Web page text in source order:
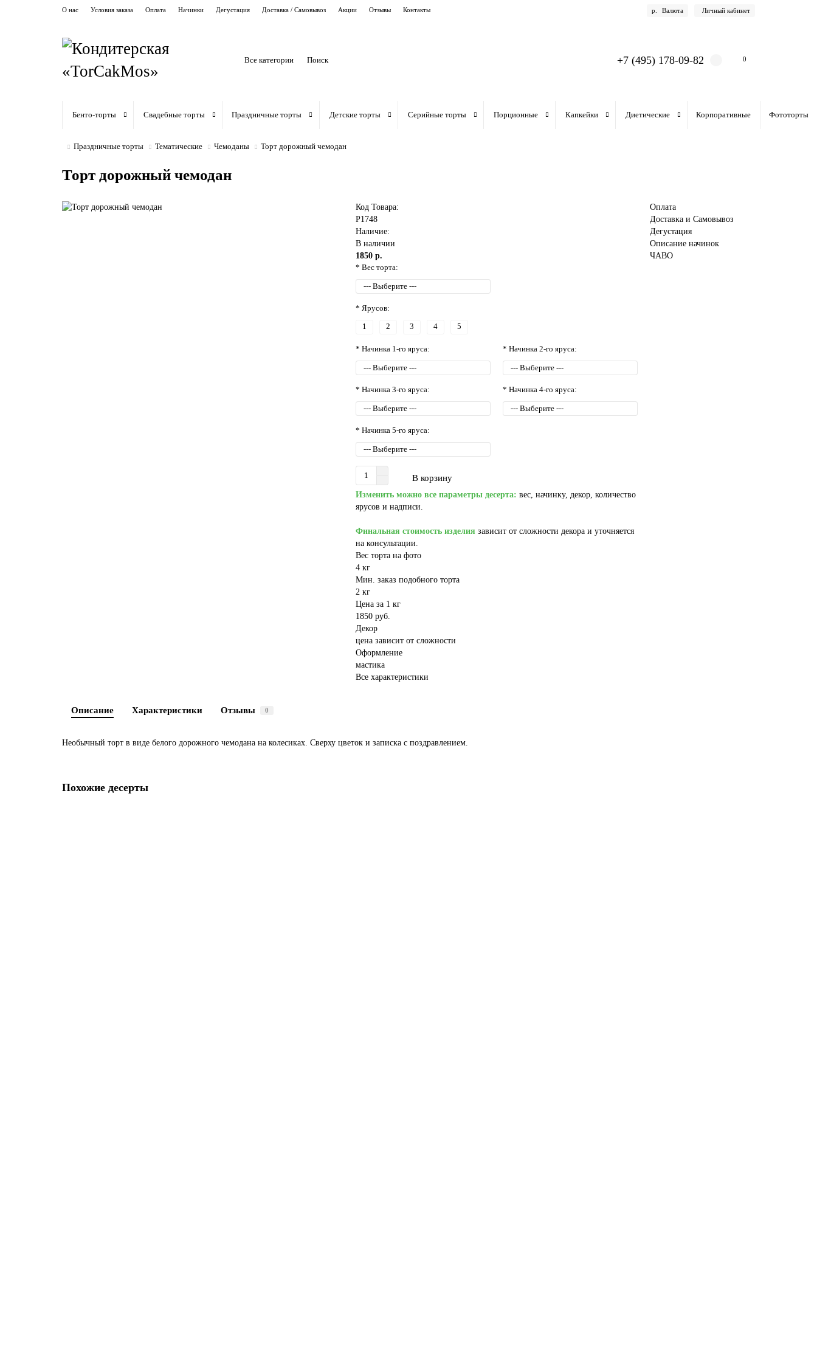
О нас Условия заказа Оплата Начинки Дегустация Доставка / Самовывоз Акции Отзывы Контакты р. Валюта Личный кабинет
Все категории +7 (495) 178-09-82 0
Бенто-торты Свадебные торты Праздничные торты Детские торты Серийные торты Порционные Капкейки Диетические Корпоративные Фототорты
Праздничные торты Тематические Чемоданы Торт дорожный чемодан
Торт дорожный чемодан
Код Товара:
P1748
Наличие:
В наличии
1850 р.
* Вес торта:
* Ярусов:
1 2 3 4 5
* Начинка 1-го яруса: * Начинка 2-го яруса:
* Начинка 3-го яруса: * Начинка 4-го яруса:
* Начинка 5-го яруса:
В корзину
Изменить можно все параметры десерта: вес, начинку, декор, количество
ярусов и надписи.
Финальная стоимость изделия зависит от сложности декора и уточняется
на консультации.
Вес торта на фото
4 кг
Мин. заказ подобного торта
2 кг
Цена за 1 кг
1850 руб.
Декор
цена зависит от сложности
Оформление
мастика
Все характеристики
Оплата
Доставка и Самовывоз
Дегустация
Описание начинок
ЧАВО
Описание Характеристики Отзывы 0
Необычный торт в виде белого дорожного чемодана на колесиках. Сверху цветок и записка с поздравлением.
Похожие десерты